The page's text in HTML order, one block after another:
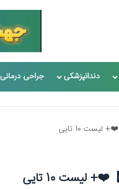
دندانپزشکی جراحی درمانی